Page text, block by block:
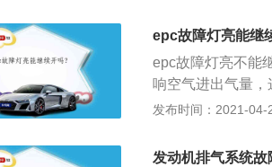
度不足，那需要
碟不行了，也要
的，这种车友需
为三类；3、一个
一个是电动动力
epc故障灯亮能继
epc故障灯亮不能
响空气进出气量
统问题触发的
发布时间：2021-04-
发动机排气系统